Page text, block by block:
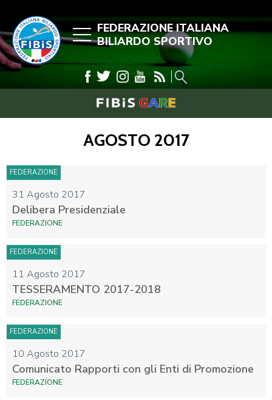
FEDERAZIONE ITALIANA
BILIARDO SPORTIVO
AGOSTO 2017
31 Agosto 2017
FEDERAZIONE
Delibera Presidenziale
FEDERAZIONE
11 Agosto 2017
FEDERAZIONE
TESSERAMENTO 2017-2018
FEDERAZIONE
10 Agosto 2017
FEDERAZIONE
Comunicato Rapporti con gli Enti di Promozione
FEDERAZIONE